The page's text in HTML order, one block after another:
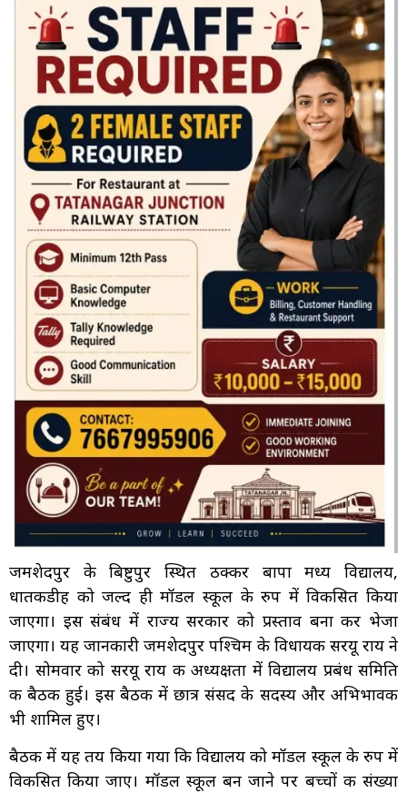
जमशेदपुर के बिष्टुपुर स्थित ठक्कर बापा मध्य विद्यालय,
धातकीडीह को जल्द ही मॉडल स्कूल के रुप में विकसित किया
जाएगा। इस संबंध में राज्य सरकार को प्रस्ताव बना कर भेजा
जाएगा। यह जानकारी जमशेदपुर पश्चिम के विधायक सरयू राय ने
दी। सोमवार को सरयू राय की अध्यक्षता में विद्यालय प्रबंध समिति
की बैठक हुई। इस बैठक में छात्र संसद के सदस्य और अभिभावक
भी शामिल हुए।
बैठक में यह तय किया गया कि विद्यालय को मॉडल स्कूल के रुप में
विकसित किया जाए। मॉडल स्कूल बन जाने पर बच्चों की संख्या